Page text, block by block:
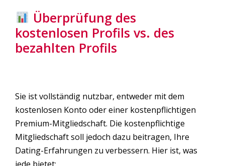
Überprüfung des
kostenlosen Profils vs. des
bezahlten Profils
Sie ist vollständig nutzbar, entweder mit dem
kostenlosen Konto oder einer kostenpflichtigen
Premium-Mitgliedschaft. Die kostenpflichtige
Mitgliedschaft soll jedoch dazu beitragen, Ihre
Dating-Erfahrungen zu verbessern. Hier ist, was